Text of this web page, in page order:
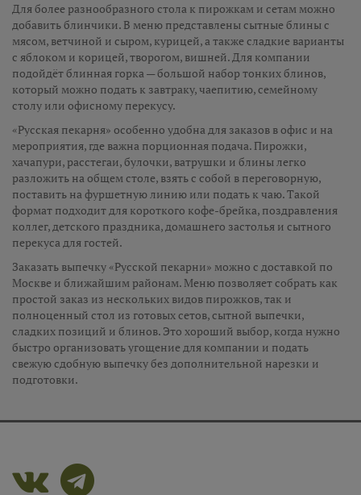
Для более разнообразного стола к пирожкам и сетам можно
добавить блинчики. В меню представлены сытные блины с
мясом, ветчиной и сыром, курицей, а также сладкие варианты
с яблоком и корицей, творогом, вишней. Для компании
подойдёт блинная горка — большой набор тонких блинов,
который можно подать к завтраку, чаепитию, семейному
столу или офисному перекусу.
«Русская пекарня» особенно удобна для заказов в офис и на
мероприятия, где важна порционная подача. Пирожки,
хачапури, расстегаи, булочки, ватрушки и блины легко
разложить на общем столе, взять с собой в переговорную,
поставить на фуршетную линию или подать к чаю. Такой
формат подходит для короткого кофе-брейка, поздравления
коллег, детского праздника, домашнего застолья и сытного
перекуса для гостей.
Заказать выпечку «Русской пекарни» можно с доставкой по
Москве и ближайшим районам. Меню позволяет собрать как
простой заказ из нескольких видов пирожков, так и
полноценный стол из готовых сетов, сытной выпечки,
сладких позиций и блинов. Это хороший выбор, когда нужно
быстро организовать угощение для компании и подать
свежую сдобную выпечку без дополнительной нарезки и
подготовки.